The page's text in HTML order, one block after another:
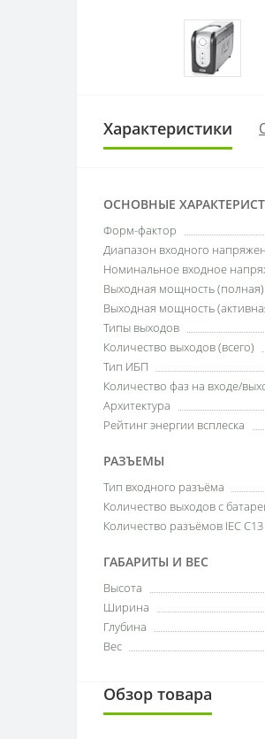
Характеристики
ОСНОВНЫЕ
Форм-фактор
Диапазон входного
Номинальное входное
Выходная мощность (полная)
Выходная мощность
Типы выходов
Количество выходов (всего)
Тип ИБП
Количество фаз на входе/
Архитектура
Рейтинг энергии всплеска
РАЗЪЕМЫ
Тип входного разъёма
Количество выходов с
Количество разъёмов IEC C13
ГАБАРИТЫ И ВЕС
Высота
Ширина
Глубина
Вес
Обзор товара